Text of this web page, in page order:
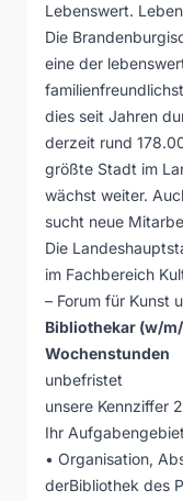
Lebenswert.
Die
eine der
dies seit Jahren
derzeit rund
größte Stadt im
wächst weiter.
sucht neue
Die
im Fachbereich
– Forum für Kunst
Bibliothekar (w/
Wochenstunden
unbefristet
unsere Kennziffer
Ihr
• Organisation,
derBibliothek des